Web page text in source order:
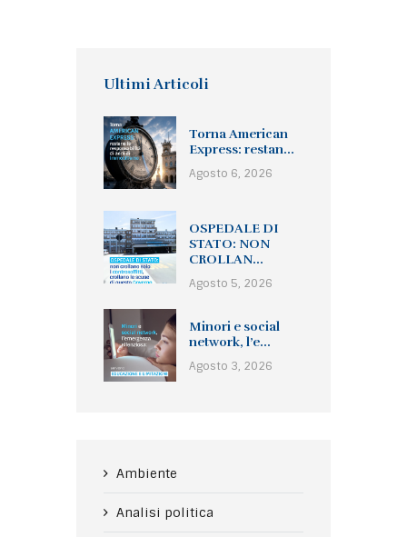
Ultimi Articoli
Torna American
Express: restan...
Agosto 6, 2026
OSPEDALE DI
STATO: NON
CROLLAN...
Agosto 5, 2026
Minori e social
network, l’e...
Agosto 3, 2026
Ambiente
Analisi politica